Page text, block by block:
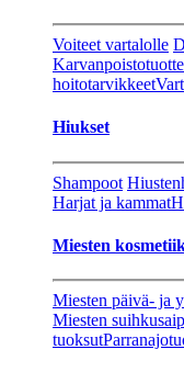
Voiteet vartalolle
hoitotarvikkeet
Hiukset
Shampoot
Harjat ja kammat
Miesten
Miesten päivä- ja
Miesten
tuoksut